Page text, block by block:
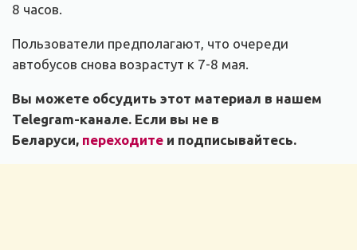
8 часов.
Пользователи предполагают, что очереди
автобусов снова возрастут к 7-8 мая.
Вы можете обсудить этот материал в нашем
Telegram-канале. Если вы не в
Беларуси, переходите и подписывайтесь.